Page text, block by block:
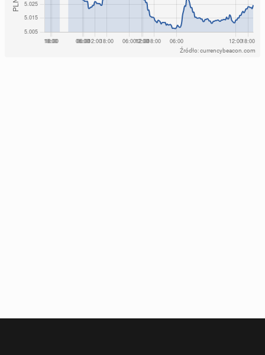
Źródło: currencybeacon.com